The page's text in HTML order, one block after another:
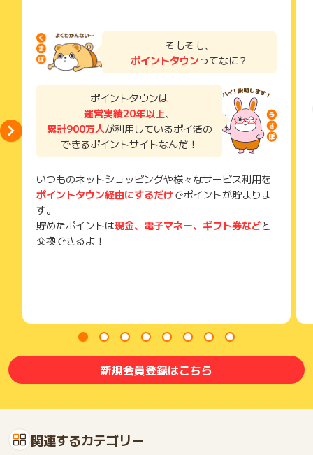
読みください。
お申し込みやお買い物後、利用したサイトから送られる購入完
獲得待ち・獲得失敗の状態でお問い合わせされる際に、該当の
メールを送っていただく場合がございます。
そのため、紛失・破棄された場合は対応いたしかねますので、
ご注意ください。
広告に遷移しない場合は掲載が終了となっておりポイントが獲
得できませんので、ご注意くださいませ。
そもそも、
ポイントタウンってなに？
ポイントタウンは
運営実績20年以上、
累計900万人が利用しているポイ活の
できるポイントサイトなんだ！
いつものネットショッピングや様々なサービス利用を
ポイントタウン経由にするだけでポイントが貯まりま
す。
貯めたポイントは現金、電子マネー、ギフト券などと
交換できるよ！
新規会員登録はこちら
関連するカテゴリー